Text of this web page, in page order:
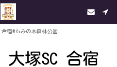
宿@もみの木森林公園
大塚SC 合宿